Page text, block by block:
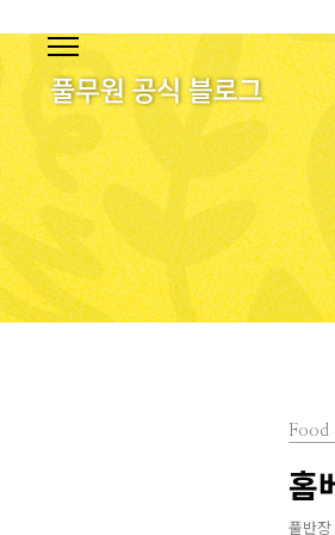
Food
홈
풀반장